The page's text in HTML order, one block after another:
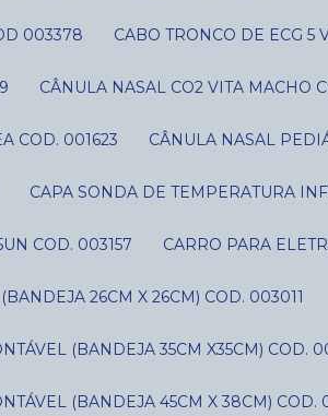
003378 CABO TRONCO DE ECG
CÂNULA NASAL CO2 VITA MACHO
COD. 001623 CÂNULA NASAL
CAPA SONDA DE TEMPERATURA
COD. 003157 CARRO PARA
26CM X 26CM) COD. 003011
(BANDEJA 35CM X35CM) COD.
(BANDEJA 45CM X 38CM) COD.